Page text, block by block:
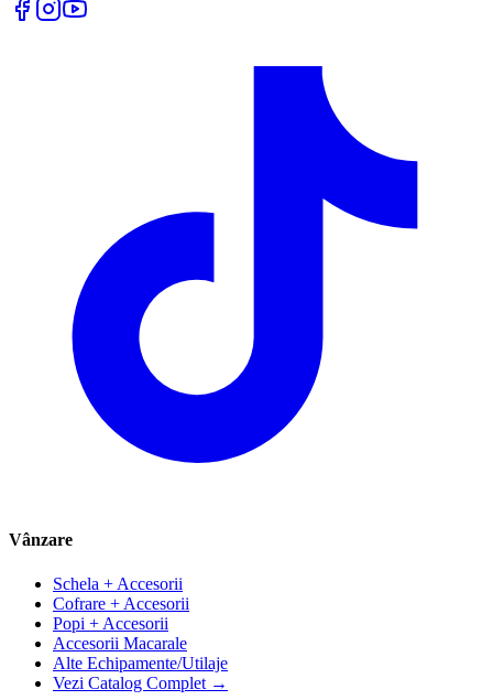
Vânzare
Schela + Accesorii
Cofrare + Accesorii
Popi + Accesorii
Accesorii Macarale
Alte Echipamente/Utilaje
Vezi Catalog Complet →